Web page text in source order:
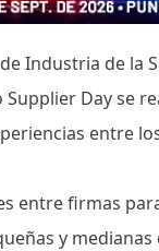
Industria de la
Day se
entre
entre firmas
y